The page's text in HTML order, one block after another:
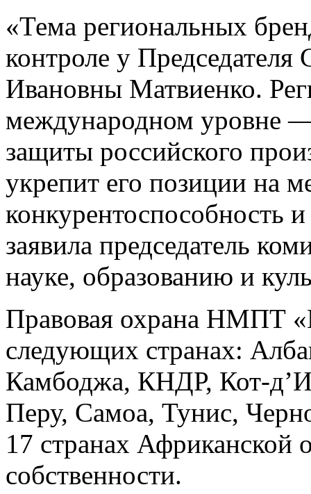
«Тема региональных
контроле у
Ивановны Матвиенко.
международном уровне
защиты российского
укрепит его позиции на
конкурентоспособность
заявила председатель
науке, образованию и
Правовая охрана НМПТ
следующих странах:
Камбоджа, КНДР, Кот-
Перу, Самоа, Тунис,
17 странах Африканской
собственности.